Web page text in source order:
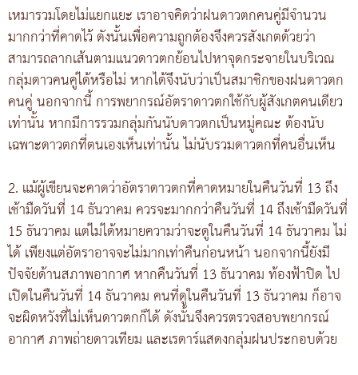
เหมารวมโดยไม่แยกแยะ เราอาจคิดว่าฝนดาวตกคนคู่มีจำนวน
มากกว่าที่คาดไว้ ดังนั้นเพื่อความถูกต้องจึงควรสังเกตด้วยว่า
สามารถลากเส้นตามแนวดาวตกย้อนไปหาจุดกระจายในบริเวณ
กลุ่มดาวคนคู่ได้หรือไม่ หากได้จึงนับว่าเป็นสมาชิกของฝนดาวตก
คนคู่ นอกจากนี้ การพยากรณ์อัตราดาวตกใช้กับผู้สังเกตคนเดียว
เท่านั้น หากมีการรวมกลุ่มกันนับดาวตกเป็นหมู่คณะ ต้องนับ
เฉพาะดาวตกที่ตนเองเห็นเท่านั้น ไม่นับรวมดาวตกที่คนอื่นเห็น
2. แม้ผู้เขียนจะคาดว่าอัตราดาวตกที่คาดหมายในคืนวันที่ 13 ถึง
เช้ามืดวันที่ 14 ธันวาคม ควรจะมากกว่าคืนวันที่ 14 ถึงเช้ามืดวันที่
15 ธันวาคม แต่ไม่ได้หมายความว่าจะดูในคืนวันที่ 14 ธันวาคม ไม่
ได้ เพียงแต่อัตราอาจจะไม่มากเท่าคืนก่อนหน้า นอกจากนี้ยังมี
ปัจจัยด้านสภาพอากาศ หากคืนวันที่ 13 ธันวาคม ท้องฟ้าปิด ไป
เปิดในคืนวันที่ 14 ธันวาคม คนที่ดูในคืนวันที่ 13 ธันวาคม ก็อาจ
จะผิดหวังที่ไม่เห็นดาวตกก็ได้ ดังนั้นจึงควรตรวจสอบพยากรณ์
อากาศ ภาพถ่ายดาวเทียม และเรดาร์แสดงกลุ่มฝนประกอบด้วย